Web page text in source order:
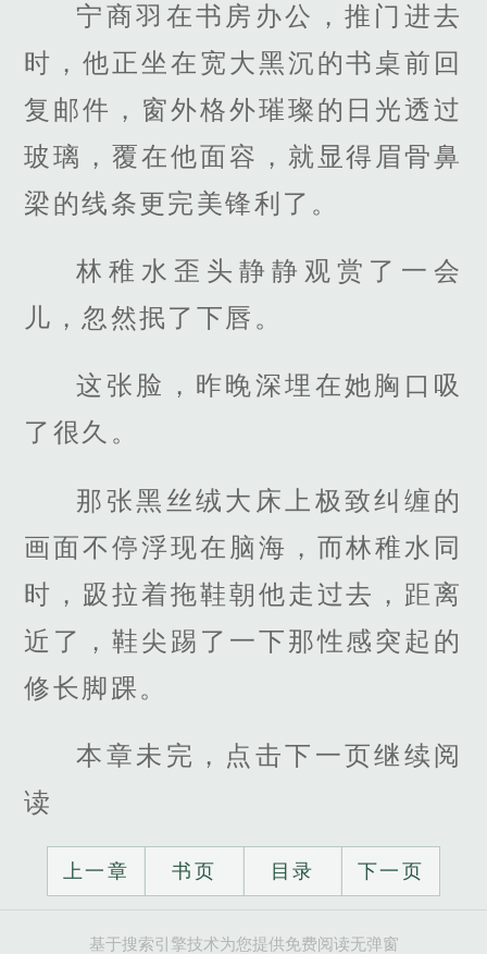
宁商羽在书房办公，推门进去
时，他正坐在宽大黑沉的书桌前回
复邮件，窗外格外璀璨的日光透过
玻璃，覆在他面容，就显得眉骨鼻
梁的线条更完美锋利了。
林稚水歪头静静观赏了一会
儿，忽然抿了下唇。
这张脸，昨晚深埋在她胸口吸
了很久。
那张黑丝绒大床上极致纠缠的
画面不停浮现在脑海，而林稚水同
时，趿拉着拖鞋朝他走过去，距离
近了，鞋尖踢了一下那性感突起的
修长脚踝。
本章未完，点击下一页继续阅
读
上一章 书页 目录 下一页
基于搜索引擎技术为您提供免费阅读无弹窗